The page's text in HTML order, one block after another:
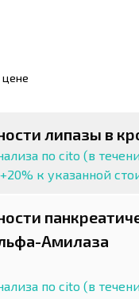
цене
липазы в
по cito (в
к указанной
Амилаза
по cito (в